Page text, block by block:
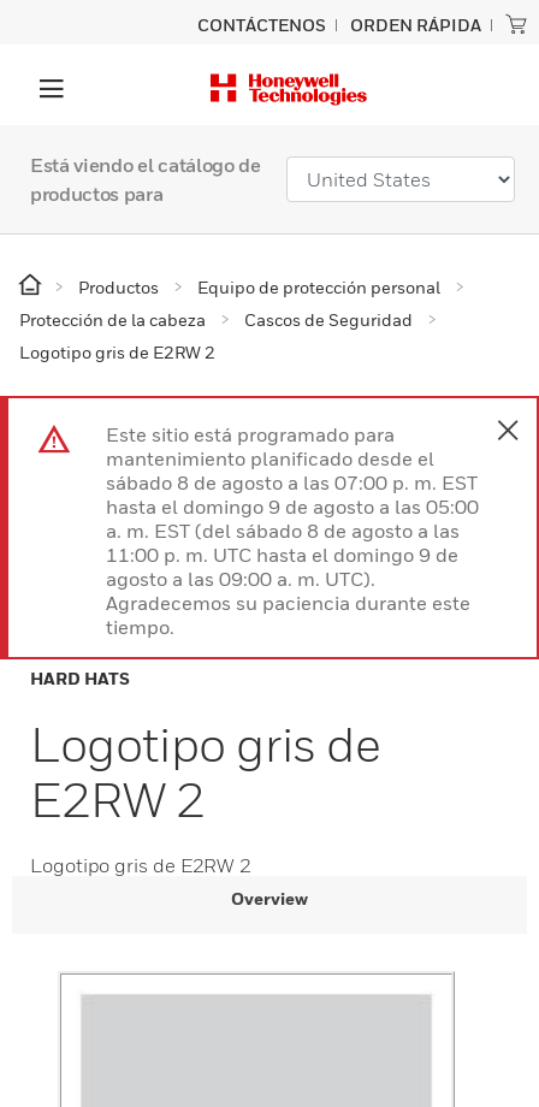
CONTÁCTENOS ORDEN RÁPIDA
Está viendo el catálogo de
productos para
Productos
Equipo de protección personal
Protección de la cabeza
Cascos de Seguridad
Logotipo gris de E2RW 2
Este sitio está programado para
mantenimiento planificado desde el
sábado 8 de agosto a las 07:00 p. m. EST
hasta el domingo 9 de agosto a las 05:00
a. m. EST (del sábado 8 de agosto a las
11:00 p. m. UTC hasta el domingo 9 de
agosto a las 09:00 a. m. UTC).
Agradecemos su paciencia durante este
tiempo.
HARD HATS
Logotipo gris de
E2RW 2
Logotipo gris de E2RW 2
Overview